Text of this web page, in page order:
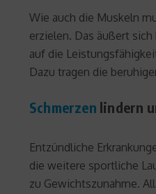
Wie auch die Muskeln
erzielen. Das äußert
auf die
Dazu tragen die
Schmerzen lindern
Entzündliche
die weitere sportliche
zu Gewichtszunahme.